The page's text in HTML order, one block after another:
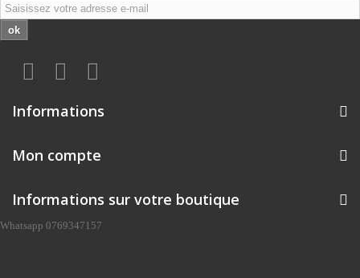
ok
Informations
Mon compte
Informations sur votre boutique
Whatsapp 0769347157